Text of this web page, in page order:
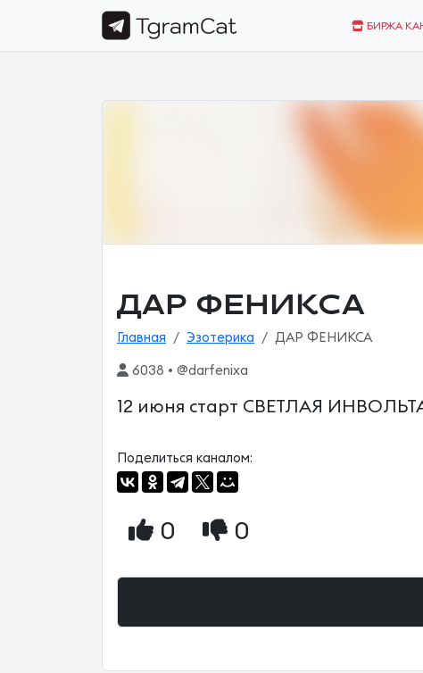
БИРЖА
ДАР ФЕНИКСА
Главная Эзотерика ДАР ФЕНИКСА
6038 • @darfenixa
12 июня старт СВЕТЛАЯ
Поделиться каналом:
0 0